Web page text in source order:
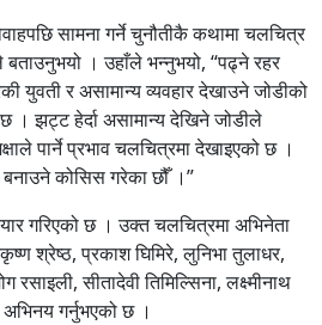
सामना गर्ने चुनौतीकै कथामा चलचित्र
बताउनुभयो । उहाँले भन्नुभयो, “पढ्ने रहर
युवती र असामान्य व्यवहार देखाउने जोडीको
। झट्ट हेर्दा असामान्य देखिने जोडीले
पार्ने प्रभाव चलचित्रमा देखाइएको छ ।
कोसिस गरेका छौँ ।”
गरिएको छ । उक्त चलचित्रमा अभिनेता
श्रेष्ठ, प्रकाश घिमिरे, लुनिभा तुलाधर,
रसाइली, सीतादेवी तिमिल्सिना, लक्ष्मीनाथ
गर्नुभएको छ ।